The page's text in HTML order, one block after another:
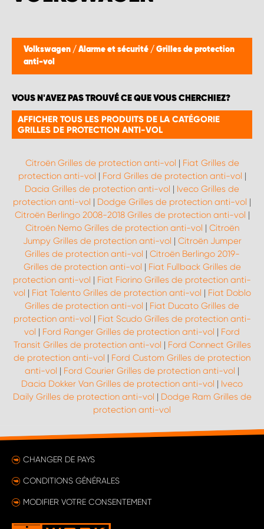
Volkswagen / Alarme et sécurité / Grilles de protection
anti-vol
VOUS N'AVEZ PAS TROUVÉ CE QUE VOUS CHERCHIEZ?
AFFICHER TOUS LES PRODUITS DE LA CATÉGORIE
GRILLES DE PROTECTION ANTI-VOL
Citroën Grilles de protection anti-vol | Fiat Grilles de
protection anti-vol | Ford Grilles de protection anti-vol |
Dacia Grilles de protection anti-vol | Iveco Grilles de
protection anti-vol | Dodge Grilles de protection anti-vol |
Citroën Berlingo 2008-2018 Grilles de protection anti-vol |
Citroën Nemo Grilles de protection anti-vol | Citroën
Jumpy Grilles de protection anti-vol | Citroën Jumper
Grilles de protection anti-vol | Citroën Berlingo 2019-
Grilles de protection anti-vol | Fiat Fullback Grilles de
protection anti-vol | Fiat Fiorino Grilles de protection anti-
vol | Fiat Talento Grilles de protection anti-vol | Fiat Doblo
Grilles de protection anti-vol | Fiat Ducato Grilles de
protection anti-vol | Fiat Scudo Grilles de protection anti-
vol | Ford Ranger Grilles de protection anti-vol | Ford
Transit Grilles de protection anti-vol | Ford Connect Grilles
de protection anti-vol | Ford Custom Grilles de protection
anti-vol | Ford Courier Grilles de protection anti-vol |
Dacia Dokker Van Grilles de protection anti-vol | Iveco
Daily Grilles de protection anti-vol | Dodge Ram Grilles de
protection anti-vol
CHANGER DE PAYS
CONDITIONS GÉNÉRALES
MODIFIER VOTRE CONSENTEMENT